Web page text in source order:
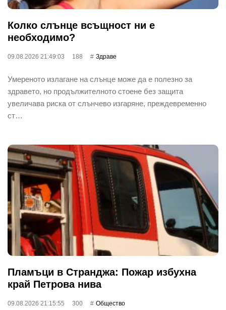
Колко слънце всъщност ни е
необходимо?
09.08.2026 21:49:03 188 Здраве
Умереното излагане на слънце може да е полезно за
здравето, но продължителното стоене без защита
увеличава риска от слънчево изгаряне, преждевременно
ст…
Пламъци в Странджа: Пожар избухна
край Петрова нива
09.08.2026 21:15:55 300 Общество